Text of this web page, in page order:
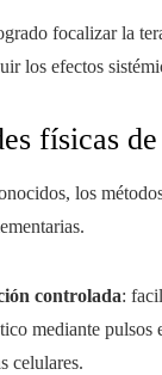
focalizar la
los efectos
físicas
los
controlada:
mediante pulsos
celulares.